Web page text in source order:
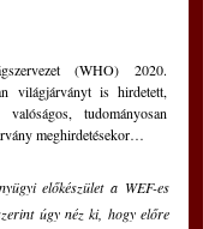
(WHO) 2020.
világjárványt is hirdetett,
tudományosan
meghirdetésekor…
előkészület a WEF-es
úgy néz ki, hogy előre